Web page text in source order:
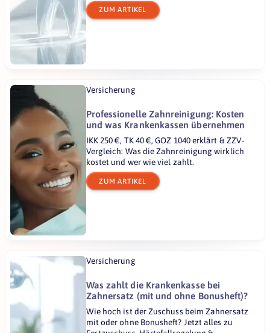
ZUM ARTIKEL
Versicherung
Professionelle Zahnreinigung: Kosten
und was Krankenkassen übernehmen
IKK 250 €, TK 40 €, GOZ 1040 erklärt & ZZV-
Vergleich: Was die Zahnreinigung wirklich
kostet und wer wie viel zahlt.
ZUM ARTIKEL
Versicherung
Was zahlt die Krankenkasse bei
Zahnersatz (mit und ohne Bonusheft)?
Wie hoch ist der Zuschuss beim Zahnersatz
mit oder ohne Bonusheft? Jetzt alles zu